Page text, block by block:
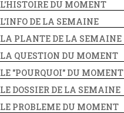
L'HISTOIRE DU MOMENT
L'INFO DE LA SEMAINE
LA PLANTE DE LA SEMAINE
LA QUESTION DU MOMENT
LE "POURQUOI" DU MOMENT
LE DOSSIER DE LA SEMAINE
LE PROBLEME DU MOMENT